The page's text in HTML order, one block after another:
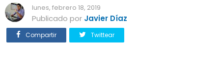
o
d
e
l
lunes, febrero 18, 2019
Publicado por Javier Díaz
Compartir Twittear